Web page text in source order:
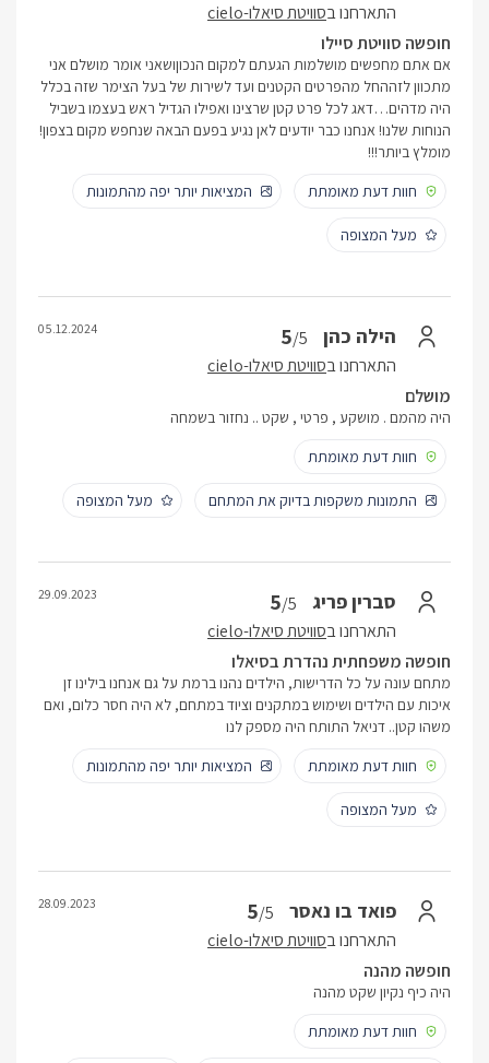
התארחנו בסוויטת סיאלו-cielo
חופשה סוויטת סיילו
אם אתם מחפשים מושלמות הגעתם למקום הנכוןושאני אומר מושלם אני
מתכוון לזההחל מהפרטים הקטנים ועד לשירות של בעל הצימר שזה בכלל
היה מדהים…דאג לכל פרט קטן שרצינו ואפילו הגדיל ראש בעצמו בשביל
הנוחות שלנו! אנחנו כבר יודעים לאן נגיע בפעם הבאה שנחפש מקום בצפון!
מומלץ ביותר!!!
חוות דעת מאומתת
המציאות יותר יפה מהתמונות
מעל המצופה
הילה כהן 5/5
התארחנו בסוויטת סיאלו-cielo
05.12.2024
מושלם
היה מהמם . מושקע , פרטי , שקט .. נחזור בשמחה
חוות דעת מאומתת
התמונות משקפות בדיוק את המתחם מעל המצופה
סברין פריג 5/5
התארחנו בסוויטת סיאלו-cielo
29.09.2023
חופשה משפחתית נהדרת בסיאלו
מתחם עונה על כל הדרישות, הילדים נהנו ברמת על גם אנחנו בילינו זן
איכות עם הילדים ושימוש במתקנים וציוד במתחם, לא היה חסר כלום, ואם
משהו קטן.. דניאל התותח היה מספק לנו
חוות דעת מאומתת
המציאות יותר יפה מהתמונות
מעל המצופה
פואד בו נאסר 5/5
התארחנו בסוויטת סיאלו-cielo
28.09.2023
חופשה מהנה
היה כיף נקיון שקט מהנה
חוות דעת מאומתת